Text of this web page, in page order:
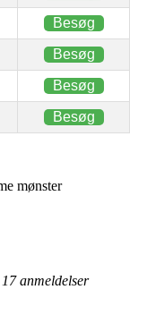
Besøg
Besøg
Besøg
Besøg
mønster
17anmeldelser